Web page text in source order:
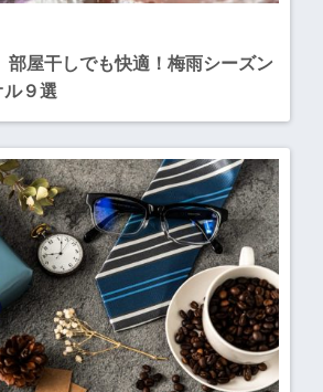
部屋干しでも快適！梅雨シーズン
９選